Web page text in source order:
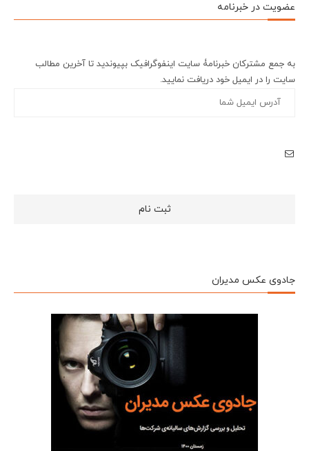
عضویت در خبرنامه
به جمع مشترکان خبرنامۀ سایت اینفوگرافیک بپیوندید تا آخرین مطالب
سایت را در ایمیل خود دریافت نمایید.
جادوی عکس مدیران